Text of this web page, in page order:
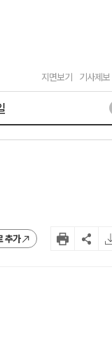
지면보기 기사제보
추가